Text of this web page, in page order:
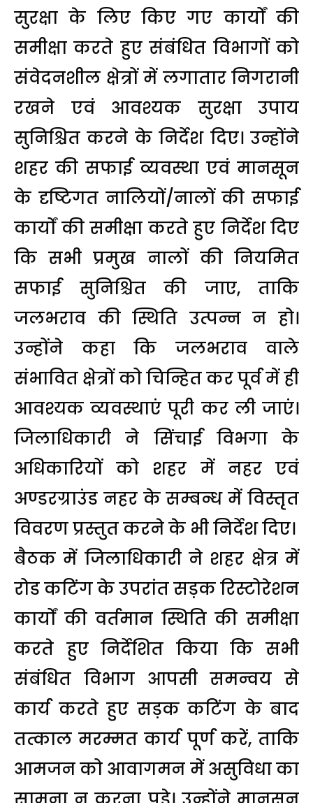
सुरक्षा के लिए किए गए कार्यों की
समीक्षा करते हुए संबंधित विभागों को
संवेदनशील क्षेत्रों में लगातार निगरानी
रखने एवं आवश्यक सुरक्षा उपाय
सुनिश्चित करने के निर्देश दिए। उन्होंने
शहर की सफाई व्यवस्था एवं मानसून
के दृष्टिगत नालियों/नालों की सफाई
कार्यों की समीक्षा करते हुए निर्देश दिए
कि सभी प्रमुख नालों की नियमित
सफाई सुनिश्चित की जाए, ताकि
जलभराव की स्थिति उत्पन्न न हो।
उन्होंने कहा कि जलभराव वाले
संभावित क्षेत्रों को चिन्हित कर पूर्व में ही
आवश्यक व्यवस्थाएं पूरी कर ली जाएं।
जिलाधिकारी ने सिंचाई विभगा के
अधिकारियों को शहर में नहर एवं
अण्डरग्राउंड नहर के सम्बन्ध में विस्तृत
विवरण प्रस्तुत करने के भी निर्देश दिए।
बैठक में जिलाधिकारी ने शहर क्षेत्र में
रोड कटिंग के उपरांत सड़क रिस्टोरेशन
कार्यों की वर्तमान स्थिति की समीक्षा
करते हुए निर्देशित किया कि सभी
संबंधित विभाग आपसी समन्वय से
कार्य करते हुए सड़क कटिंग के बाद
तत्काल मरम्मत कार्य पूर्ण करें, ताकि
आमजन को आवागमन में असुविधा का